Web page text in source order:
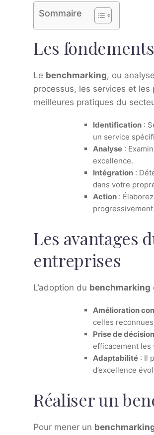
Sommaire
Les
Le benchmarking, ou
processus, les services et
meilleures pratiques du
Identification :
un service
Analyse :
excellence.
Intégration :
dans votre
Action :
Les avantages
entreprises
L’adoption du benchmarking
Amélioration
celles
Prise de
efficacement les
Adaptabilité : Il
d’excellence
Réaliser un
Pour mener un